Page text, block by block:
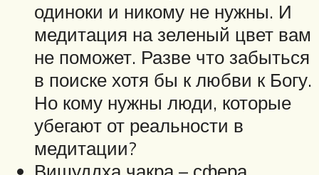
одиноки и никому не нужны. И
медитация на зеленый цвет вам
не поможет. Разве что забыться
в поиске хотя бы к любви к Богу.
Но кому нужны люди, которые
убегают от реальности в
медитации?